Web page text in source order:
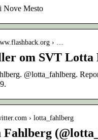
Nove Mesto
› …
om SVT Lotta
@lotta_fahlberg.
› lotta_fahlberg
Fahlberg